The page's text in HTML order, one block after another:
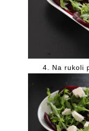
4. Na rukoli